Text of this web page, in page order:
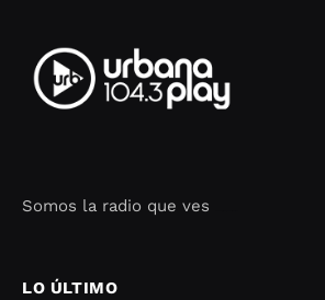
Somos la radio que ves
LO ÚLTIMO